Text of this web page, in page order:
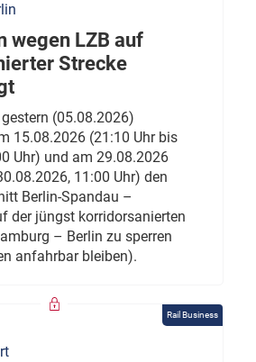
wegen LZB auf
Strecke
(05.08.2026)
15.08.2026 (21:10 Uhr bis
Uhr) und am 29.08.2026
11:00 Uhr) den
Berlin-Spandau –
der jüngst korridorsanierten
– Berlin zu sperren
anfahrbar bleiben).
Rail Business